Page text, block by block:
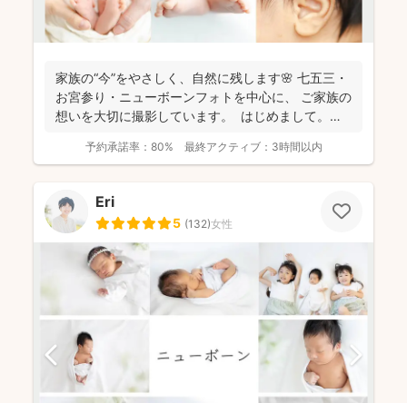
家族の“今”をやさしく、自然に残します🌸 七五三・
お宮参り・ニューボーンフォトを中心に、 ご家族の
想いを大切に撮影しています。 はじめまして。
予約承諾率： 80% 最終アクティブ： 3時間以内
Eri
5 (132)女性